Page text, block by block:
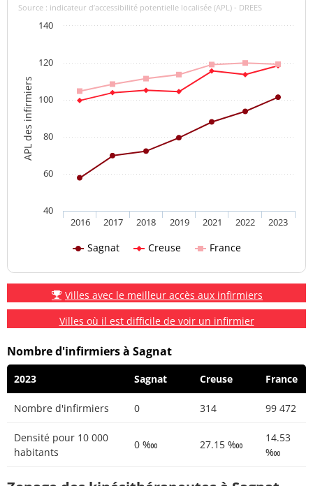
APL des infirmiers
Source : indicateur d’accessibilité potentielle localisée (APL) - DREES
Sagnat Creuse France
2016 2017 2018 2019 2021 2022 2023
40
60
80
100
120
140
Villes avec le meilleur accès aux infirmiers
Villes où il est difficile de voir un infirmier
Nombre d'infirmiers à Sagnat
2023 Sagnat Creuse France
Nombre d'infirmiers 0 314 99 472
Densité pour 10 000
habitants
0 ‱ 27.15 ‱
14.53
‱